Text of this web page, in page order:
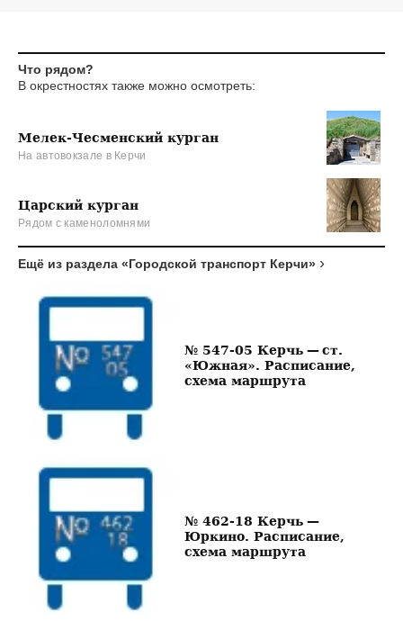
Что рядом?
В окрестностях также можно осмотреть:
Мелек-Чесменский курган
На автовокзале в Керчи
Царский курган
Рядом с каменоломнями
Ещё из раздела «Городской транспорт Керчи»
№ 547-05 Керчь — ст.
«Южная». Расписание,
схема маршрута
№ 462-18 Керчь —
Юркино. Расписание,
схема маршрута